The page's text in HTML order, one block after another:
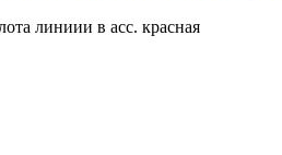
линиии в асс. красная